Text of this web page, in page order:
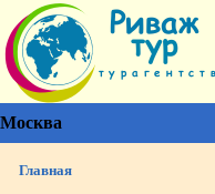
Москва
Главная